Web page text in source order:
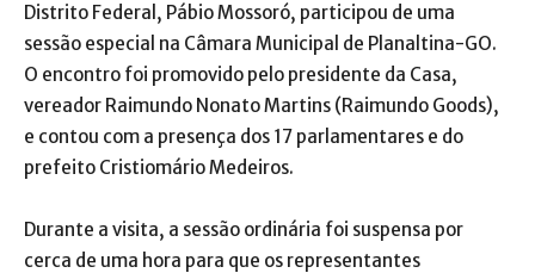
Distrito Federal, Pábio Mossoró, participou de uma
sessão especial na Câmara Municipal de Planaltina-GO.
O encontro foi promovido pelo presidente da Casa,
vereador Raimundo Nonato Martins (Raimundo Goods),
e contou com a presença dos 17 parlamentares e do
prefeito Cristiomário Medeiros.
Durante a visita, a sessão ordinária foi suspensa por
cerca de uma hora para que os representantes